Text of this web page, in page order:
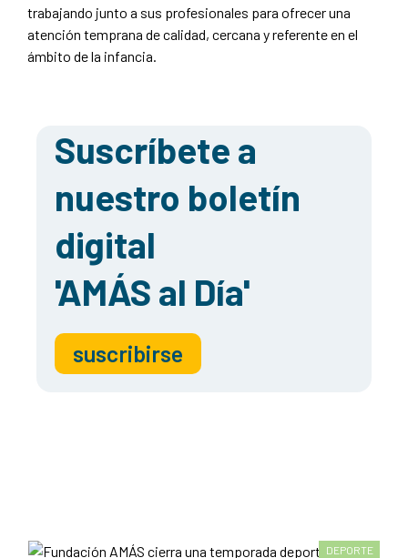
trabajando junto a sus profesionales para ofrecer una
atención temprana de calidad, cercana y referente en el
ámbito de la infancia.
Suscríbete a
nuestro boletín
digital
'AMÁS al Día'
suscribirse
DEPORTE